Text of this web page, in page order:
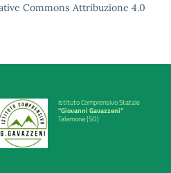
Commons Attribuzione 4.0
Istituto Comprensivo Statale
"Giovanni Gavazzeni"
Talamona (SO)